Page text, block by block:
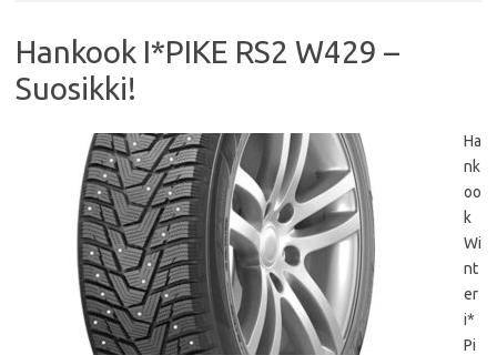
Hankook I*PIKE RS2 W429 –
Suosikki!
Ha
nk
oo
k
Wi
nt
er
i*
Pi